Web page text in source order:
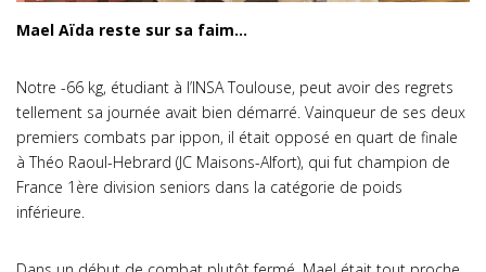
Mael Aïda reste sur sa faim…
Notre -66 kg, étudiant à l’INSA Toulouse, peut avoir des regrets
tellement sa journée avait bien démarré. Vainqueur de ses deux
premiers combats par ippon, il était opposé en quart de finale
à Théo Raoul-Hebrard (JC Maisons-Alfort), qui fut champion de
France 1ère division seniors dans la catégorie de poids
inférieure.